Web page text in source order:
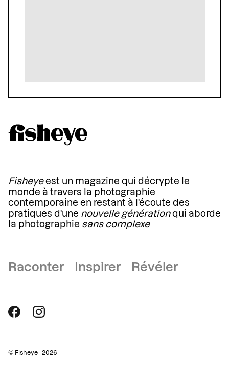
Fisheyeest un magazine qui décrypte le
monde à travers la photographie
contemporaine en restant à l'écoute des
pratiques d'une nouvelle générationqui aborde
la photographie sans complexe
Raconter Inspirer Révéler
© Fisheye - 2026